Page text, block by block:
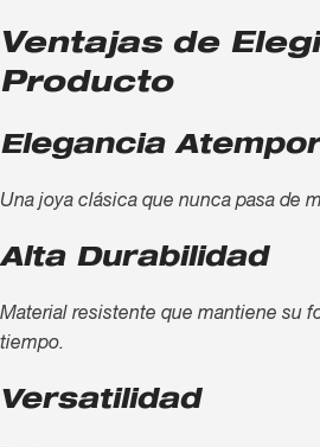
Ventajas de
Producto
Elegancia
Una joya clásica que nunca pasa de
Alta Durabilidad
Material resistente que mantiene su
tiempo.
Versatilidad